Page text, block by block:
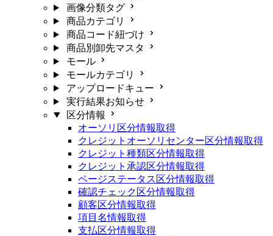
画像分類タグ
商品カテゴリ
商品コード紐づけ
商品別卸先マスタ
モール
モールカテゴリ
アップロードキュー
実行結果お知らせ
区分情報
オーソリ区分情報取得
クレジットオーソリセンター区分情報取得
クレジット種類区分情報取得
クレジット承認区分情報取得
ページステータス区分情報取得
確認チェック区分情報取得
顧客区分情報取得
項目名情報取得
支払区分情報取得